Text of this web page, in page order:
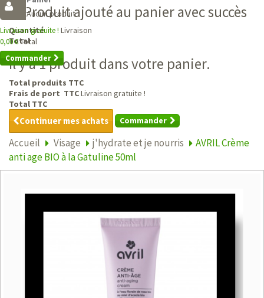
Aucun produit
Livraison gratuite ! Livraison
0,00 €Total
Commander
Produit ajouté au panier avec succès
Quantité
Total
Il y a 1 produit dans votre panier.
Total produits TTC
Frais de port TTCLivraison gratuite !
Total TTC
Continuer mes achats Commander
Accueil Visage j'hydrate et je nourris
AVRIL Crème
anti age BIO à la Gatuline 50ml